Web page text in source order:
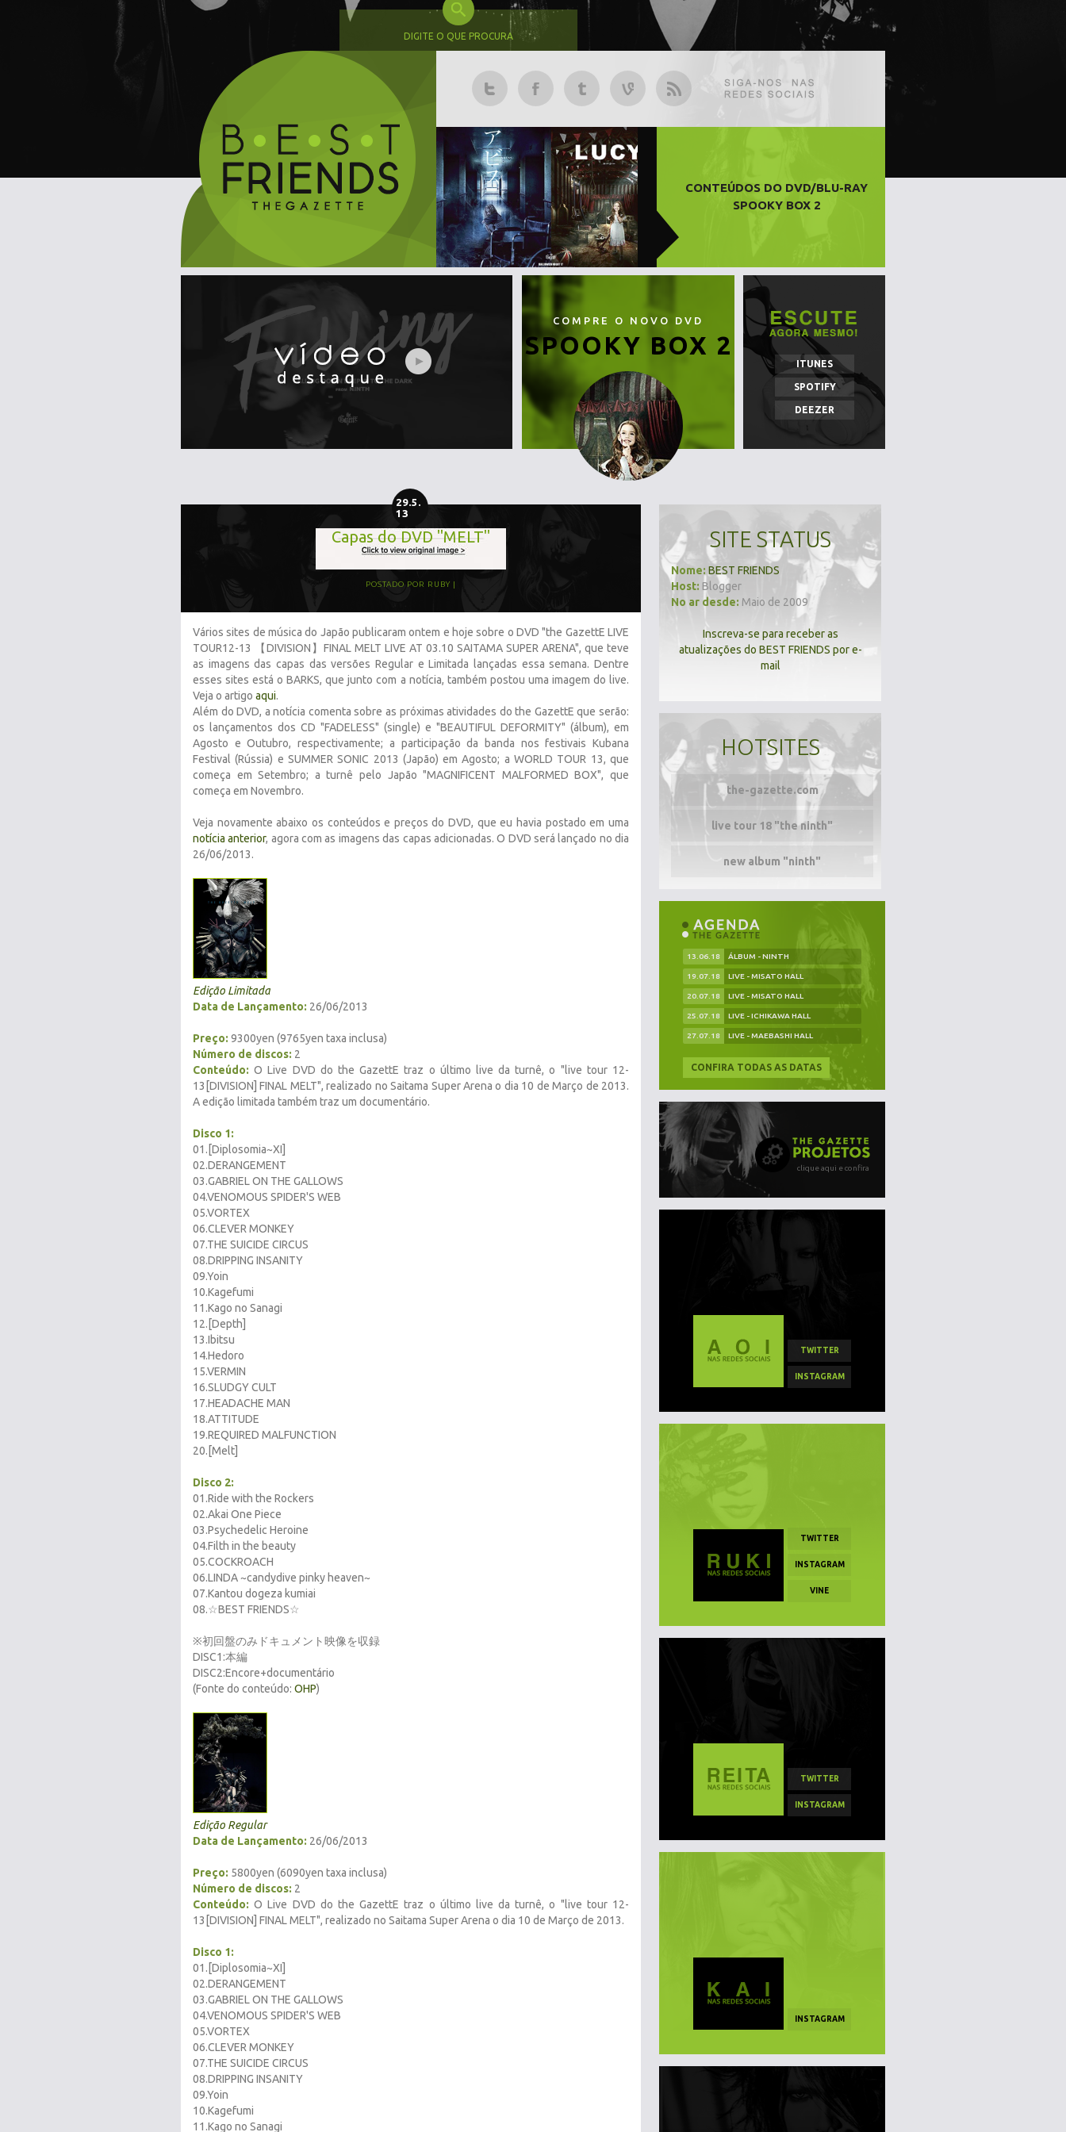
DIGITE O QUE PROCURA
CONTEÚDOS DO DVD/BLU-RAY
SPOOKY BOX 2
COMPRE O NOVO DVD
SPOOKY BOX 2
ITUNES
SPOTIFY
DEEZER
29.5.
13
Capas do DVD "MELT"
POSTADO POR RUBY
Vários sites de música do Japão publicaram ontem e hoje sobre o DVD "the GazettE LIVE
TOUR12-13 【DIVISION】FINAL MELT LIVE AT 03.10 SAITAMA SUPER ARENA", que teve
as imagens das capas das versões Regular e Limitada lançadas essa semana. Dentre
esses sites está o BARKS, que junto com a notícia, também postou uma imagem do live.
Veja o artigo aqui.
Além do DVD, a notícia comenta sobre as próximas atividades do the GazettE que serão:
os lançamentos dos CD "FADELESS" (single) e "BEAUTIFUL DEFORMITY" (álbum), em
Agosto e Outubro, respectivamente; a participação da banda nos festivais Kubana
Festival (Rússia) e SUMMER SONIC 2013 (Japão) em Agosto; a WORLD TOUR 13, que
começa em Setembro; a turnê pelo Japão "MAGNIFICENT MALFORMED BOX", que
começa em Novembro.
Veja novamente abaixo os conteúdos e preços do DVD, que eu havia postado em uma
notícia anterior, agora com as imagens das capas adicionadas. O DVD será lançado no dia
26/06/2013.
Edição Limitada
Data de Lançamento: 26/06/2013
Preço: 9300yen (9765yen taxa inclusa)
Número de discos: 2
Conteúdo: O Live DVD do the GazettE traz o último live da turnê, o "live tour 12-
13[DIVISION] FINAL MELT", realizado no Saitama Super Arena o dia 10 de Março de 2013.
A edição limitada também traz um documentário.
Disco 1:
01.[Diplosomia~XI]
02.DERANGEMENT
03.GABRIEL ON THE GALLOWS
04.VENOMOUS SPIDER'S WEB
05.VORTEX
06.CLEVER MONKEY
07.THE SUICIDE CIRCUS
08.DRIPPING INSANITY
09.Yoin
10.Kagefumi
11.Kago no Sanagi
12.[Depth]
13.Ibitsu
14.Hedoro
15.VERMIN
16.SLUDGY CULT
17.HEADACHE MAN
18.ATTITUDE
19.REQUIRED MALFUNCTION
20.[Melt]
Disco 2:
01.Ride with the Rockers
02.Akai One Piece
03.Psychedelic Heroine
04.Filth in the beauty
05.COCKROACH
06.LINDA ~candydive pinky heaven~
07.Kantou dogeza kumiai
08.☆BEST FRIENDS☆
※初回盤のみドキュメント映像を収録
DISC1:本編
DISC2:Encore+documentário
(Fonte do conteúdo: OHP)
Edição Regular
Data de Lançamento: 26/06/2013
Preço: 5800yen (6090yen taxa inclusa)
Número de discos: 2
Conteúdo: O Live DVD do the GazettE traz o último live da turnê, o "live tour 12-
13[DIVISION] FINAL MELT", realizado no Saitama Super Arena o dia 10 de Março de 2013.
Disco 1:
01.[Diplosomia~XI]
02.DERANGEMENT
03.GABRIEL ON THE GALLOWS
04.VENOMOUS SPIDER'S WEB
05.VORTEX
06.CLEVER MONKEY
07.THE SUICIDE CIRCUS
08.DRIPPING INSANITY
09.Yoin
10.Kagefumi
11.Kago no Sanagi
SITE STATUS
Nome: BEST FRIENDS
Host: Blogger
No ar desde: Maio de 2009
Inscreva-se para receber as
atualizações do BEST FRIENDS por e-
mail
HOTSITES
the-gazette.com
live tour 18 "the ninth"
new album "ninth"
13.06.18 ÁLBUM - NINTH
19.07.18 LIVE - MISATO HALL
20.07.18 LIVE - MISATO HALL
25.07.18 LIVE - ICHIKAWA HALL
27.07.18 LIVE - MAEBASHI HALL
CONFIRA TODAS AS DATAS
clique aqui e confira
TWITTER
INSTAGRAM
TWITTER
INSTAGRAM
VINE
TWITTER
INSTAGRAM
INSTAGRAM